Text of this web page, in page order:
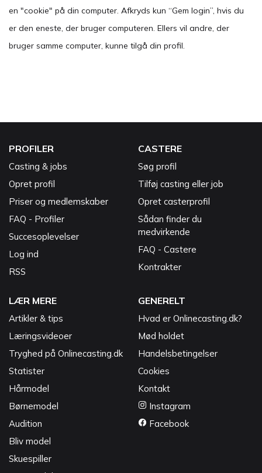
en "cookie" på din computer. Afkryds kun “Gem login”, hvis du
er den eneste, der bruger computeren. Ellers vil andre, der
bruger samme computer, kunne tilgå din profil.
PROFILER
Casting & jobs
Opret profil
Priser og medlemskaber
FAQ - Profiler
Succesoplevelser
Log ind
RSS
CASTERE
Søg profil
Tilføj casting eller job
Opret casterprofil
Sådan finder du
medvirkende
FAQ - Castere
Kontrakter
LÆR MERE
Artikler & tips
Læringsvideoer
Tryghed på Onlinecasting.dk
Statister
Hårmodel
Børnemodel
Audition
Bliv model
Skuespiller
GENERELT
Hvad er Onlinecasting.dk?
Mød holdet
Handelsbetingelser
Cookies
Kontakt
Instagram
Facebook